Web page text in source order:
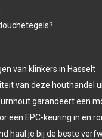
van klinkers in Hasselt
van deze houthandel
garandeert een
een EPC-keuring in en
haal je bij de beste